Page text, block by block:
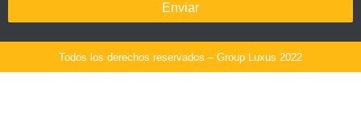
Enviar
Todos los derechos reservados – Group Luxus 2022